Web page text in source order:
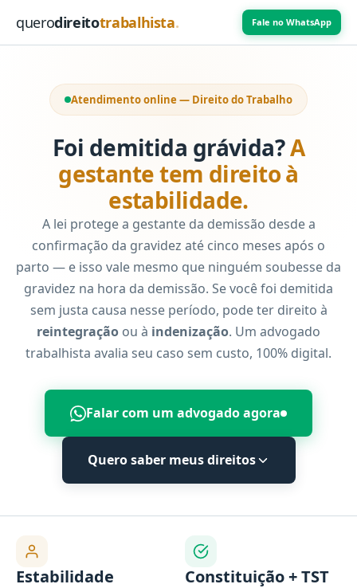
querodireitotrabalhista. Fale no WhatsApp
Atendimento online — Direito do Trabalho
Foi demitida grávida?A
gestante tem direito à
estabilidade.
A lei protege a gestante da demissão desde a
confirmação da gravidez até cinco meses após o
parto — e isso vale mesmo que ninguém soubesse da
gravidez na hora da demissão. Se você foi demitida
sem justa causa nesse período, pode ter direito à
reintegração ou à indenização. Um advogado
trabalhista avalia seu caso sem custo, 100% digital.
Falar com um advogado agora
Quero saber meus direitos
Estabilidade Constituição + TST